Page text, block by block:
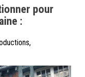
pour
: